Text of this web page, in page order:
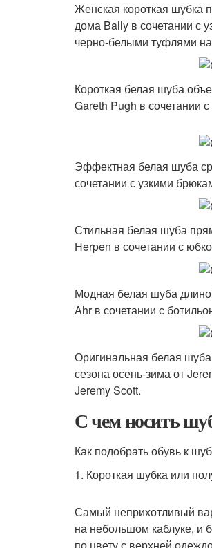
Женская короткая шубка
дома Bally в сочетании с
черно-белыми туфлями
Короткая белая шуба
Gareth Pugh в сочетании
Эффектная белая шуба
сочетании с узкими
Стильная белая шуба
Herpen в сочетании с
Модная белая шуба
Ahr в сочетании с
Оригинальная белая
сезона осень-зима от
Jeremy Scott.
С чем носить
Как подобрать обувь к
1. Короткая шубка или
Самый неприхотливый
на небольшом каблуке, и